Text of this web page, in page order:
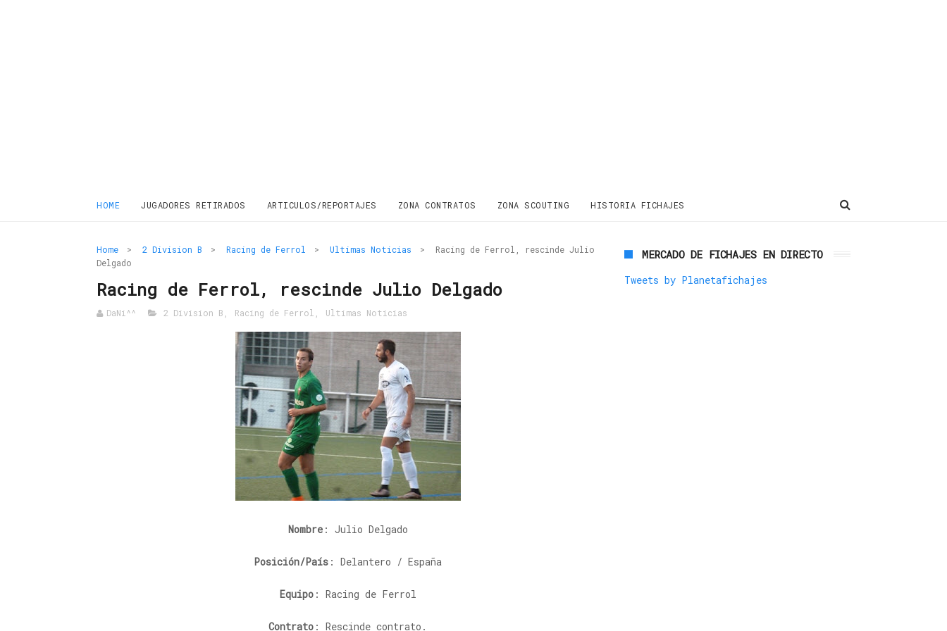
HOME JUGADORES RETIRADOS ARTICULOS/REPORTAJES ZONA CONTRATOS ZONA SCOUTING HISTORIA FICHAJES
Home > 2 Division B > Racing de Ferrol > Ultimas Noticias >
Racing de Ferrol, rescinde Julio
Delgado
Racing de Ferrol, rescinde Julio Delgado
DaNi^^ 2 Division B Racing de Ferrol Ultimas Noticias
Nombre: Julio Delgado
Posición/País : Delantero / España
Equipo: Racing de Ferrol
Contrato : Rescinde contrato.
MERCADO DE FICHAJES EN DIRECTO
Tweets by Planetafichajes